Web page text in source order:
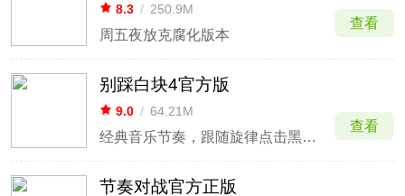
8.3 / 250.9M
周五夜放克腐化版本
查看
别踩白块4官方版
9.0 / 64.21M
经典音乐节奏，跟随旋律点击黑块挑战。
查看
节奏对战官方正版